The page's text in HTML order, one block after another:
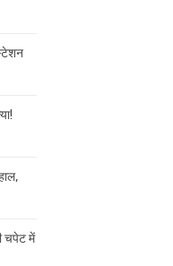
चपेट में